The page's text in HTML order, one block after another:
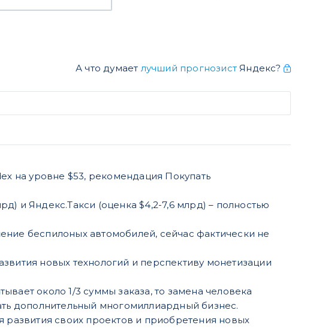
А что думает лучший прогнозистЯндекс?
на уровне $53, рекомендация Покупать
и Яндекс.Такси (оценка $4,2-7,6 млрд) – полностью
беспилоных автомобилей, сейчас фактически не
новых технологий и перспективу монетизации
около 1/3 суммы заказа, то замена человека
дополнительный многомиллиардный бизнес.
своих проектов и приобретения новых